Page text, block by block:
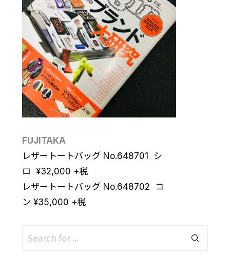
FUJITAKA
レザートートバッグ No.648701 シ
ロ ¥32,000 +税
レザートートバッグ No.648702 コ
ン ¥35,000 +税